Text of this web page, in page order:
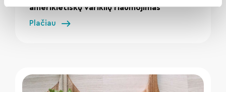
amerikietiškų variklių riaumojimas
Plačiau